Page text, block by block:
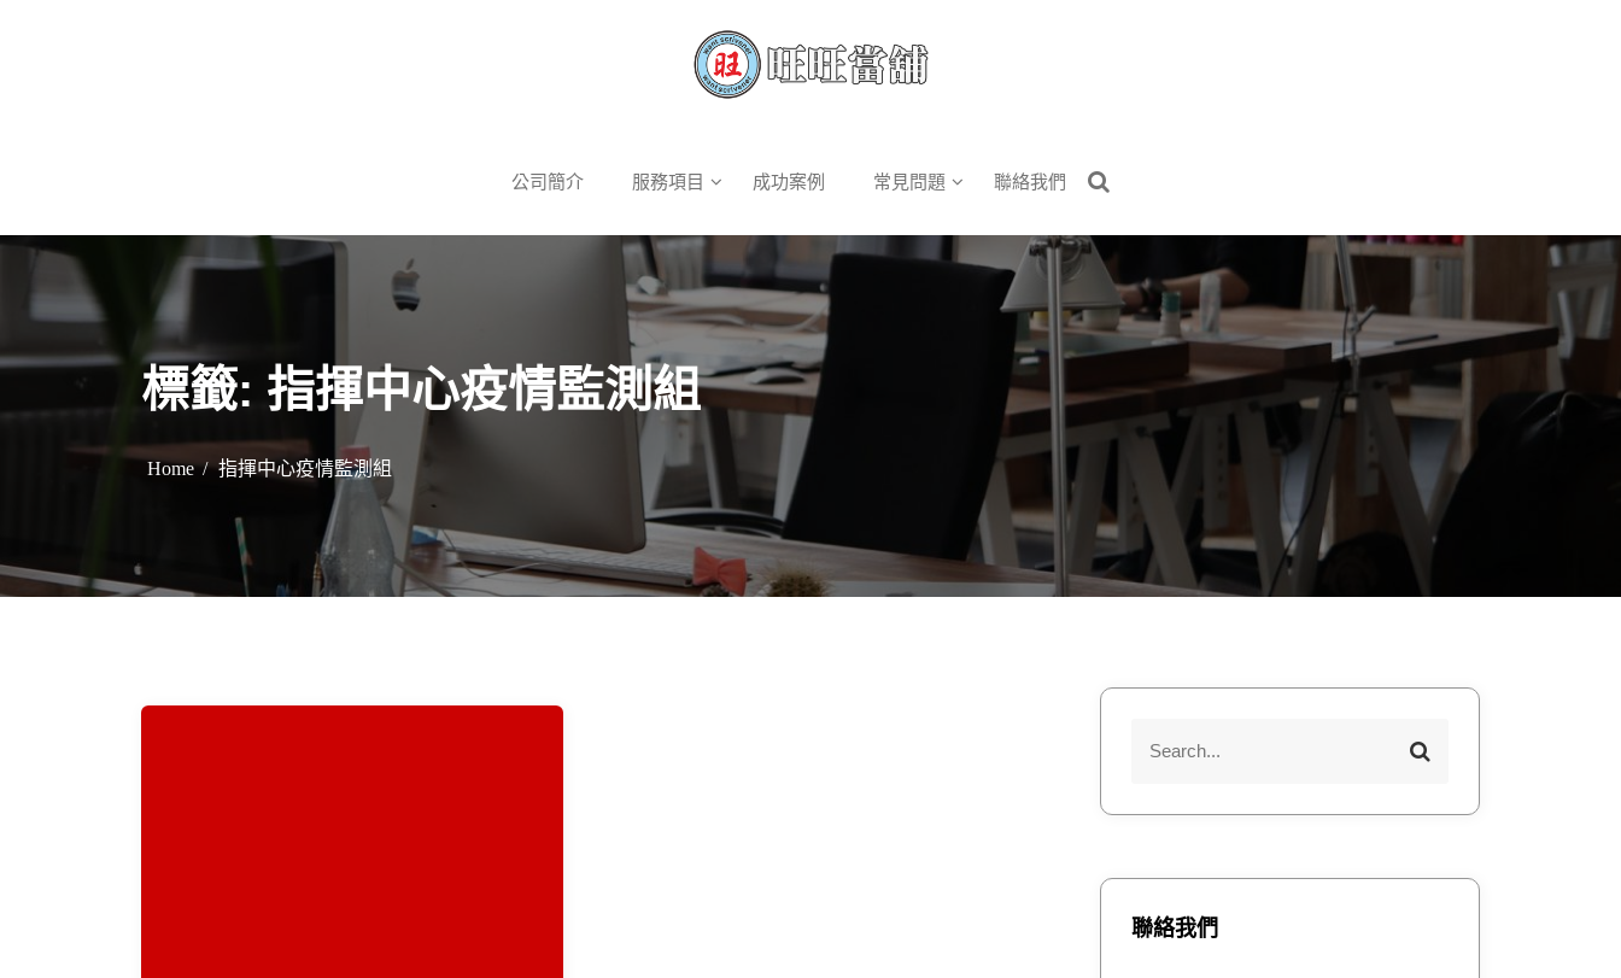
e
公司簡介 服務項目 成功案例 常見問題 聯絡我們
標籤: 指揮中心疫情監測組
Home 指揮中心疫情監測組
f
S
r
聯絡我們